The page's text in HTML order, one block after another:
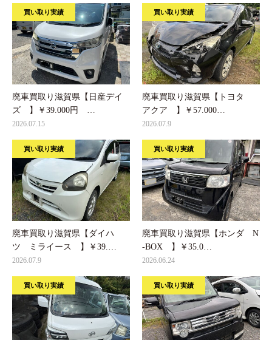
買い取り実績
廃車買取り滋賀県【日産デイ
ズ 】￥39.000円 …
2026.07.15
買い取り実績
廃車買取り滋賀県【トヨタ
アクア 】￥57.000…
2026.07.9
買い取り実績
廃車買取り滋賀県【ダイハ
ツ ミライース 】￥39.…
2026.07.9
買い取り実績
廃車買取り滋賀県【ホンダ N
-BOX 】￥35.0…
2026.06.24
買い取り実績 買い取り実績